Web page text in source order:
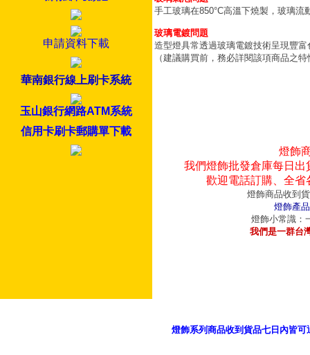
申請資料下載
華南銀行線上刷卡系統
玉山銀行網路ATM系統
信用卡刷卡郵購單下載
手工玻璃在850°C高溫下燒製，玻璃
玻璃電鍍問題
造型燈具常透過玻璃電鍍技術呈現豐
（建議購買前，務必詳閱該項商品之
燈飾
我們燈飾批發倉庫每日
歡迎電話訂購、全
燈飾商品收到
燈飾產
燈飾小常識：
我們是一群台
燈飾系列商品收到貨品七日內皆